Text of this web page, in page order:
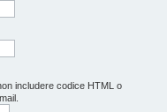
includere codice HTML o